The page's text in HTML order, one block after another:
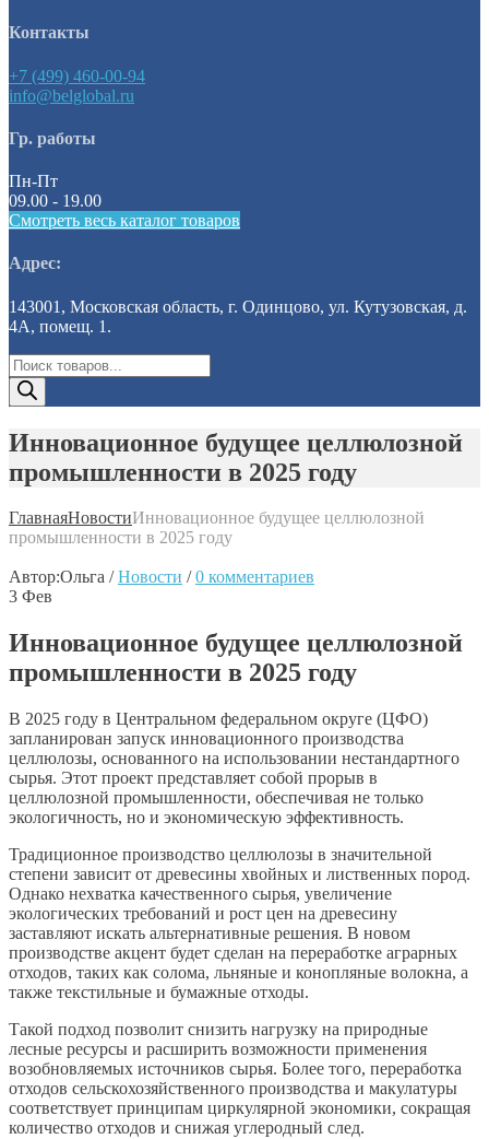
Контакты
+7 (499) 460-00-94
info@belglobal.ru
Гр. работы
Пн-Пт
09.00 - 19.00
Смотреть весь каталог товаров
Адрес:
143001, Московская область, г. Одинцово, ул. Кутузовская, д.
4А, помещ. 1.
Поиск
товаров
Инновационное будущее целлюлозной
промышленности в 2025 году
ГлавнаяНовостиИнновационное будущее целлюлозной
промышленности в 2025 году
Автор:Ольга / Новости / 0 комментариев
3 Фев
Инновационное будущее целлюлозной
промышленности в 2025 году
В 2025 году в Центральном федеральном округе (ЦФО)
запланирован запуск инновационного производства
целлюлозы, основанного на использовании нестандартного
сырья. Этот проект представляет собой прорыв в
целлюлозной промышленности, обеспечивая не только
экологичность, но и экономическую эффективность.
Традиционное производство целлюлозы в значительной
степени зависит от древесины хвойных и лиственных пород.
Однако нехватка качественного сырья, увеличение
экологических требований и рост цен на древесину
заставляют искать альтернативные решения. В новом
производстве акцент будет сделан на переработке аграрных
отходов, таких как солома, льняные и конопляные волокна, а
также текстильные и бумажные отходы.
Такой подход позволит снизить нагрузку на природные
лесные ресурсы и расширить возможности применения
возобновляемых источников сырья. Более того, переработка
отходов сельскохозяйственного производства и макулатуры
соответствует принципам циркулярной экономики, сокращая
количество отходов и снижая углеродный след.